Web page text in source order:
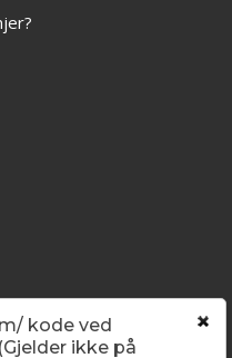
kode ved
ikke på